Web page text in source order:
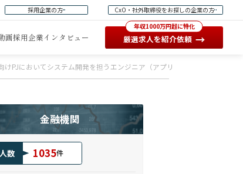
採用企業の方 CxO・社外取締役をお探しの企業の方
画採用企業インタビュー
年収1000万円超に特化
厳選求人を紹介依頼 →
PJにおいてシステム開発を担うエンジニア（アプリ・インフラ）
金融機関
数 1035件